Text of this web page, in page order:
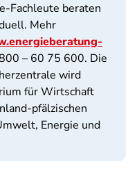
Fachleute beraten
Mehr
– 60 75 600. Die
wird
für Wirtschaft
pfälzischen
Energie und